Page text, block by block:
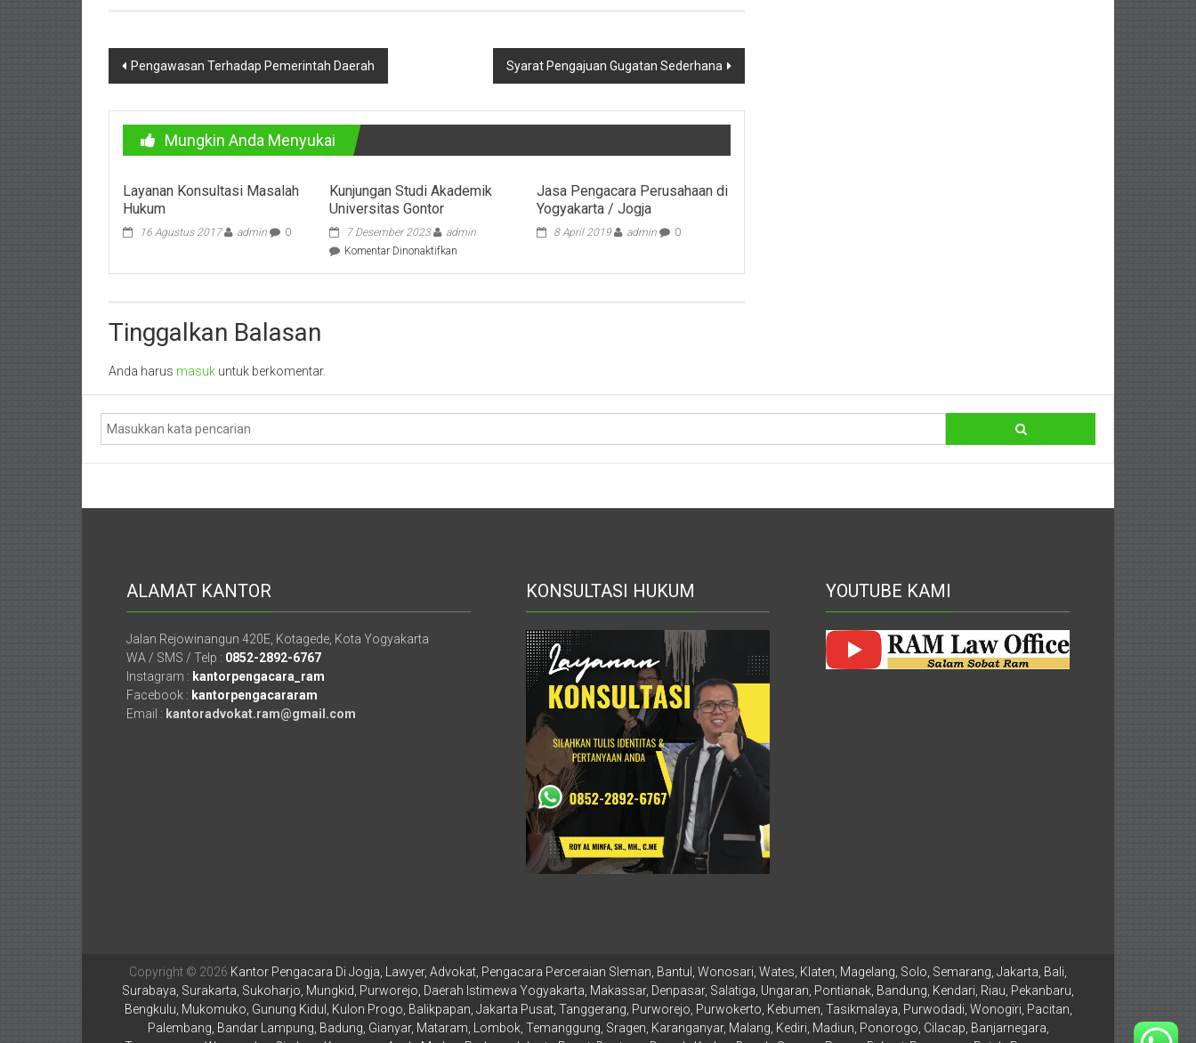
Pacitan,
Palembang,
Bandar
Lampung,
Badung,
Gianyar,
Mataram,
Temanggung,
Sragen,
Karanganyar,
Malang,
Kediri,
Madiun,
Cilacap,
Banjarnegara,
Temanggung,
Wonosobo,
Cirebon,
Bontang,
Demak,
Kudus,
Navigasi
Pengawasan Terhadap Pemerintah Daerah Syarat Pengajuan Gugatan Sederhana
Mungkin Anda Menyukai
Layanan Konsultasi Masalah
Hukum
16 Agustus 2017 admin 0
Kunjungan Studi Akademik
Universitas Gontor
7 Desember 2023
admin
Komentar Dinonaktifkan
Jasa Pengacara Perusahaan di
Yogyakarta / Jogja
8 April 2019 admin 0
Tinggalkan Balasan
Anda harus masuk untuk berkomentar.
ALAMAT KANTOR
Jalan Rejowinangun 420E, Kotagede, Kota Yogyakarta
WA / SMS / Telp : 0852-2892-6767
Instagram : kantorpengacara_ram
Facebook : kantorpengacararam
Email : kantoradvokat.ram@gmail.com
KONSULTASI HUKUM YOUTUBE KAMI
Copyright © 2026 Kantor Pengacara Di Jogja, Lawyer, Advokat, Pengacara Perceraian Sleman, Bantul, Wonosari, Wates, Klaten, Magelang, Solo, Semarang, Jakarta, Bali,
Surabaya, Surakarta, Sukoharjo, Mungkid, Purworejo, Daerah Istimewa Yogyakarta, Makassar, Denpasar, Salatiga, Ungaran, Pontianak, Bandung, Kendari, Riau, Pekanbaru,
Bengkulu, Mukomuko, Gunung Kidul, Kulon Progo, Balikpapan, Jakarta Pusat, Tanggerang, Purworejo, Purwokerto, Kebumen, Tasikmalaya, Purwodadi, Wonogiri, Pacitan,
Palembang, Bandar Lampung, Badung, Gianyar, Mataram, Lombok, Temanggung, Sragen, Karanganyar, Malang, Kediri, Madiun, Ponorogo, Cilacap, Banjarnegara,